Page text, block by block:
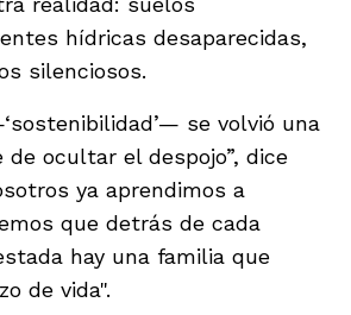
hídricas desaparecidas,
silenciosos.
se volvió una
ocultar el despojo”, dice
ya aprendimos a
que detrás de cada
hay una familia que
de vida".